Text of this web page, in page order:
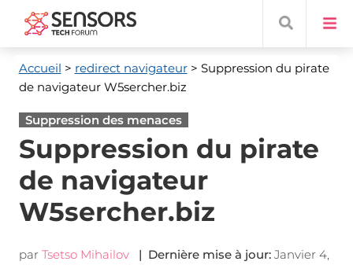
Accueil > redirect navigateur> Suppression du pirate
de navigateur W5sercher.biz
Suppression des menaces
Suppression du pirate
de navigateur
W5sercher.biz
par Tsetso Mihailov | Dernière mise à jour: Janvier 4,